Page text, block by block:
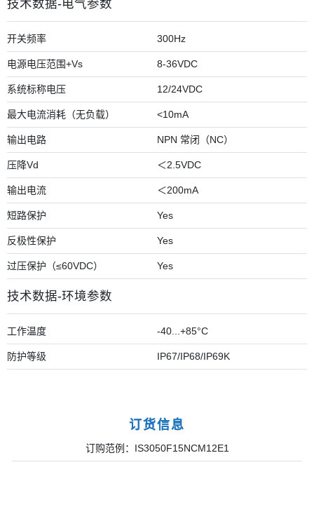
技术数据-电气参数
开关频率 300Hz
电源电压范围+Vs 8-36VDC
系统标称电压 12/24VDC
最大电流消耗（无负载） <10mA
输出电路 NPN 常闭（NC）
压降Vd ＜2.5VDC
输出电流 ＜200mA
短路保护 Yes
反极性保护 Yes
过压保护（≤60VDC） Yes
技术数据-环境参数
工作温度 -40...+85°C
防护等级 IP67/IP68/IP69K
订货信息
订购范例：IS3050F15NCM12E1